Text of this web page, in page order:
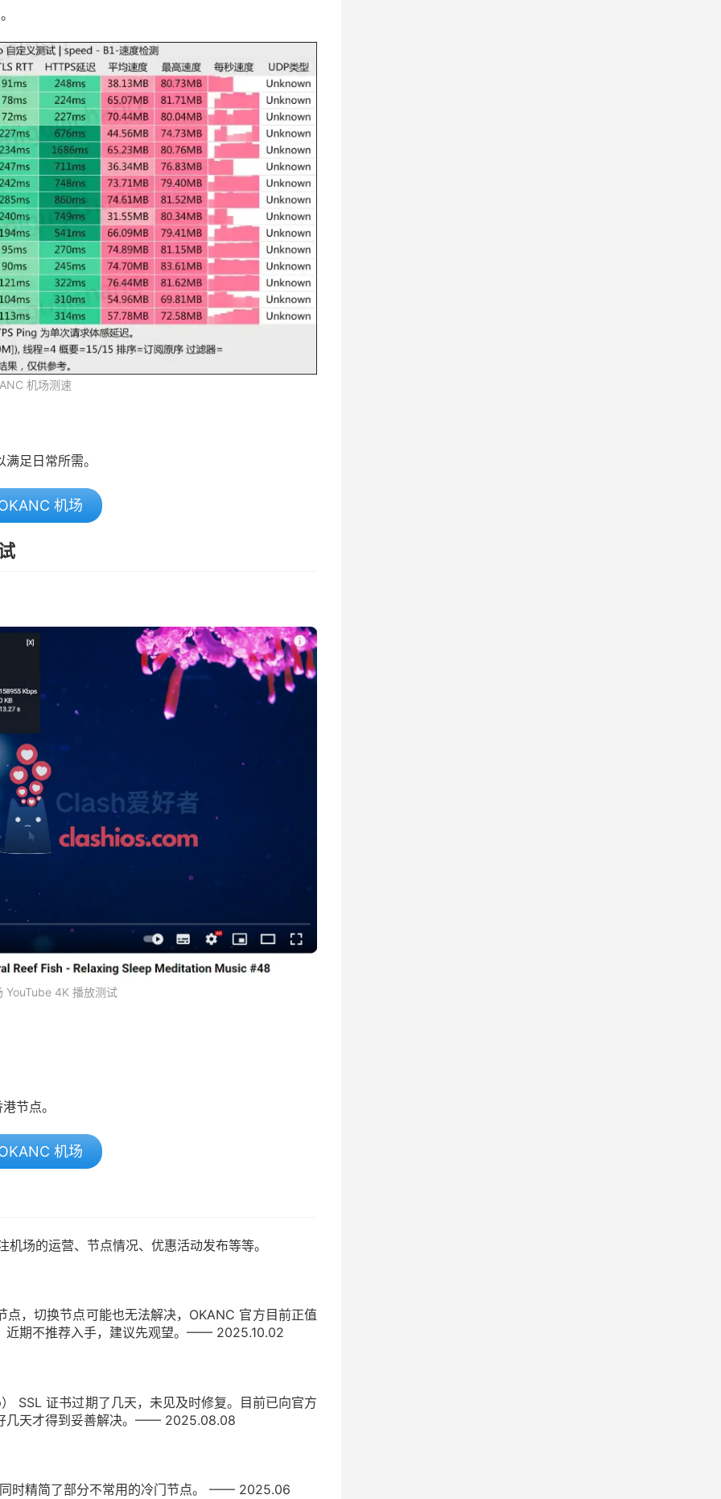
机场测速
足日常所需。
机场
YouTube 4K 播放测试
节点。
机场
场的运营、节点情况、优惠活动发布等等。
，切换节点可能也无法解决，OKANC 官方目前正值
近期不推荐入手，建议先观望。—— 2025.10.02
SSL 证书过期了几天，未见及时修复。目前已向官方
几天才得到妥善解决。—— 2025.08.08
时精简了部分不常用的冷门节点。 —— 2025.06